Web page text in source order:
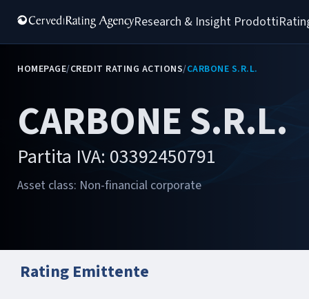
Research & Insight Prodotti
HOMEPAGE/CREDIT RATING ACTIONS/CARBONE S.R.L.
CARBONE S.R.L.
Partita IVA: 03392450791
Asset class: Non-financial corporate
Rating Emittente